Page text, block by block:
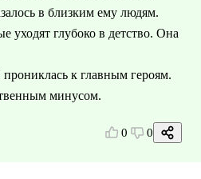
в близким ему людям.
уходят глубоко в детство. Она
к главным героям.
минусом.
0 0